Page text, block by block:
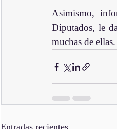
Asimismo,
Diputados, le
muchas de ellas.
Entradas recientes